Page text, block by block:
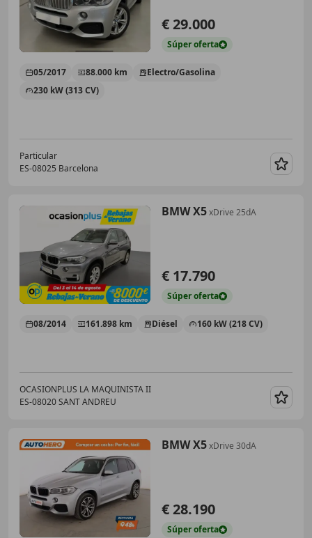
€ 29.000
Súperoferta
05/2017 88.000 km
Electro/Gasolina
230 kW (313 CV)
Particular
ES-08025 Barcelona
BMW X5xDrive 25dA
€ 17.790
Súperoferta
08/2014 161.898 km Diésel 160 kW (218 CV)
OCASIONPLUS LA MAQUINISTA II
ES-08020 SANT ANDREU
BMW X5xDrive 30dA
€ 28.190
Súperoferta